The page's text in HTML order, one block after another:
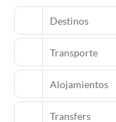
Destinos
Transporte
Alojamientos
Transfers